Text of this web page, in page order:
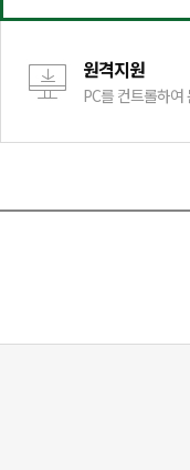
원격지원
PC를 컨트롤하여